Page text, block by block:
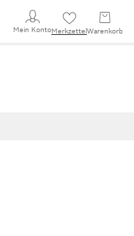
Mein KontoMerkzettel Warenkorb